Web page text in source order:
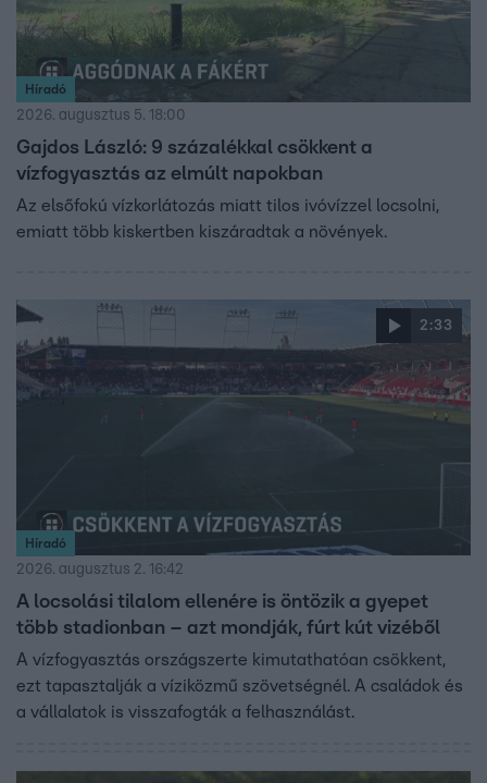
Híradó
2026. augusztus 5. 18:00
Gajdos László: 9 százalékkal csökkent a
vízfogyasztás az elmúlt napokban
Az elsőfokú vízkorlátozás miatt tilos ivóvízzel locsolni,
emiatt több kiskertben kiszáradtak a növények.
2:33
Híradó
2026. augusztus 2. 16:42
A locsolási tilalom ellenére is öntözik a gyepet
több stadionban – azt mondják, fúrt kút vizéből
A vízfogyasztás országszerte kimutathatóan csökkent,
ezt tapasztalják a víziközmű szövetségnél. A családok és
a vállalatok is visszafogták a felhasználást.